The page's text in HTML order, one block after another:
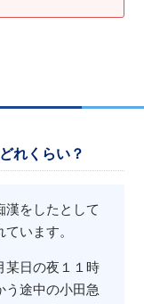
れくらい？
漢をしたとして
います。
某日の夜１１時
う途中の小田急